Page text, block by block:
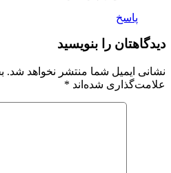
پاسخ
دیدگاهتان را بنویسید
نشانی ایمیل شما منتشر نخواهد شد.
علامت‌گذاری شده‌اند *